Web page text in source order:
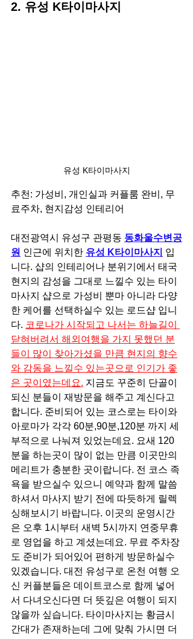
2. 유성 K타이마사지
유성 K타이마사지
추천: 가성비, 개인실과 커플룸 완비, 무
료주차, 현지감성 인테리어
대전광역시 유성구 관평동 동화울수변공
원 인근에 위치한 유성 K타이마사지 입
니다. 샵의 인테리어나 분위기에서 태국
현지의 감성을 그대로 느낄수 있는 타이
마사지 샵으로 가성비 뿐마 아니라 다양
한 케어를 선택하실수 있는 로드샵 입니
다. 코로나가 시작되고 나서는 하늘길이
닫혀버려서 해외여행을 가지 못했던 분
들이 많이 찾아가셨을 만큼 현지의 향수
와 감동을 느낄수 있는곳으로 인기가 좋
은 곳이였는데요. 지금도 꾸준히 단골이
되신 분들이 재방문을 해주고 계신다고
합니다. 준비되어 있는 코스로는 타이와
아로마가 각각 60분,90분,120분 까지 세
부적으로 나눠져 있었는데요. 요새 120
분을 하는곳이 많이 없는 만큼 이곳만의
메리트가 충분한 곳이랍니다. 전 코스 족
욕을 받으실수 있으니 예약과 함께 말씀
하셔서 마사지 받기 전에 따듯하게 릴렉
싱해보시기 바랍니다. 이곳의 운영시간
은 오후 1시부터 새벽 5시까지 연중무휴
로 영업을 하고 계셨는데요. 무료 주차장
도 준비가 되어있어 편하게 방문하실수
있겠습니다. 대전 유성구로 온천 여행 오
신 커플분들은 데이트코스로 함께 넣어
서 다녀오신다면 더 뜻깊은 여행이 되지
않을까 싶습니다. 타이마사지는 황금시
간대가 존재하는데 그에 맞춰 가시면 더